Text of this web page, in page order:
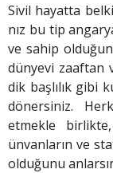
Sivil hayatta belki
nız bu tip
ve sahip
dünyevi zaaftan
dik başlılık gibi
dönersiniz.
etmekle
ünvanların ve
olduğunu